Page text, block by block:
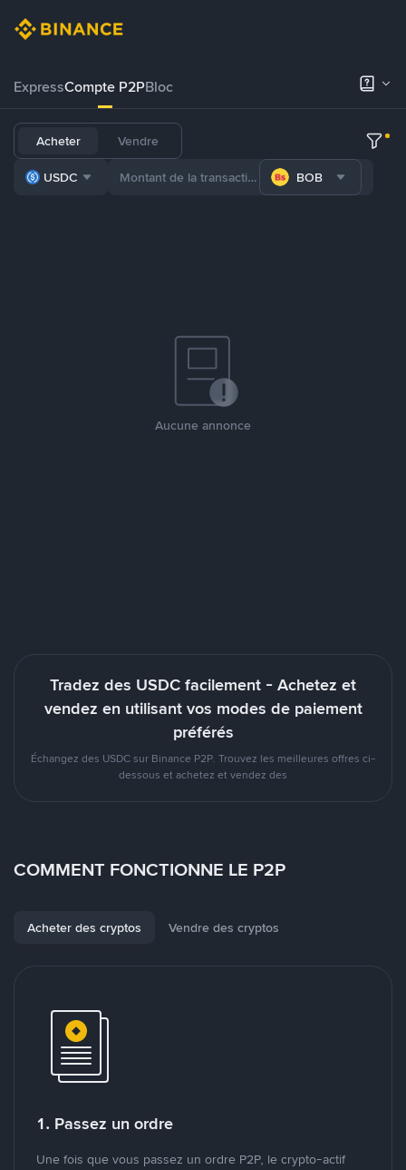
ExpressCompte P2PBloc
Acheter Vendre
USDC BOB
Aucune annonce
Tradez des USDC facilement - Achetez et
vendez en utilisant vos modes de paiement
préférés
Échangez des USDC sur Binance P2P. Trouvez les meilleures offres ci-
dessous et achetez et vendez des
COMMENT FONCTIONNE LE P2P
Acheter des cryptos Vendre des cryptos
1. Passez un ordre
Une fois que vous passez un ordre P2P, le crypto-actif